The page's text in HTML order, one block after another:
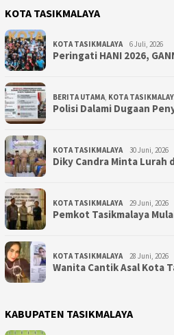
KOTA TASIKMALAYA
KOTA TASIKMALAYA 6 Juli, 2026
Peringati HANI 2026,
BERITA UTAMA, KOTA
Polisi Dalami Dugaan
KOTA TASIKMALAYA 30 Juni, 2026
Diky Candra Minta Lurah
KOTA TASIKMALAYA 29 Juni, 2026
Pemkot Tasikmalaya
KOTA TASIKMALAYA 28 Juni, 2026
Wanita Cantik Asal Kota
KABUPATEN TASIKMALAYA